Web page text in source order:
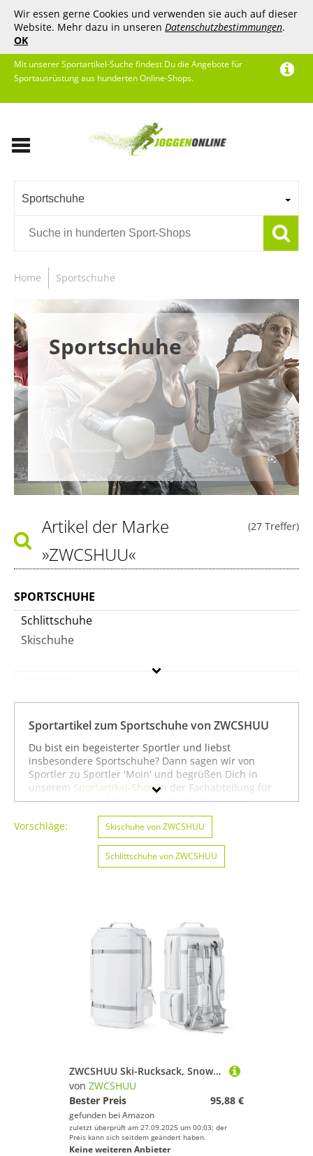
Wir essen gerne Cookies und verwenden sie auch auf dieser
Website. Mehr dazu in unseren Datenschutzbestimmungen.
OK
Mit unserer Sportartikel-Suche findest Du die Angebote für
Sportausrüstung aus hunderten Online-Shops.
Sportschuhe
Home Sportschuhe
Sportschuhe
(27 Treffer)
Artikel der Marke
»ZWCSHUU«
SPORTSCHUHE
Schlittschuhe
Skischuhe
Preis
Farbe
Sportartikel zum Sportschuhe von ZWCSHUU
Du bist ein begeisterter Sportler und liebst
insbesondere Sportschuhe? Dann sagen wir von
Sportler zu Sportler 'Moin' und begrüßen Dich in
unserem Sportartikel-Shopin der Fachabteilung für
Sportschuhe. Auf dieser Seite findest Du unser
gesamtes Sortiment der Marke ZWCSHUU speziell für
die Sportart Sportschuhe. Du kannst die Auswahl
weiter einschränken, zum Beispiel aufEiskunstlauf
oderInline-Skates & Rollschuhe von
. Wenn Du dagegen nicht gezielt für die
findest, was Du suchst, und wünschen Dir weiter viel
Spaß und Erfolg beim Sportschuhe!
Vorschläge: Skischuhe von ZWCSHUU
Schlittschuhe von ZWCSHUU
ZWCSHUU Ski-Rucksack, Snowboard-Tasche, 55 l, große Kapazität, wasserdichte Tasche for Skischuhe, Verstellbarer wasserdichter Snowboard-Rucksack Skistiefel Rucksack(White)
von ZWCSHUU
Bester Preis
95,88 €
gefunden bei Amazon
zuletzt überprüft am 27.09.2025 um 00:03; der
Preis kann sich seitdem geändert haben.
Keine weiteren Anbieter